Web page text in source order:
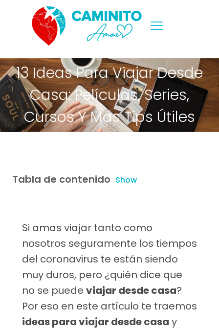
13 Ideas Para Viajar Desde
Casa: Películas, Series,
Cursos Y Más Tips Útiles
Tabla de contenido Show
Si amas viajar tanto como
nosotros seguramente los tiempos
del coronavirus te están siendo
muy duros, pero ¿quién dice que
no se puede viajar desde casa?
Por eso en este artículo te traemos
ideas para viajar desde casa y